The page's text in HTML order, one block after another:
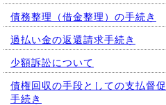
債務整理（借金整理）の手続き
過払い金の返還請求手続き
少額訴訟について
債権回収の手段としての支払督促
手続き